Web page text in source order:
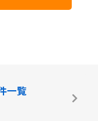
一覧